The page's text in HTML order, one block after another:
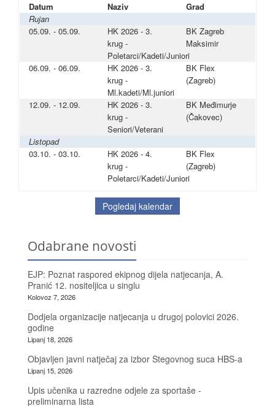
Datum
Naziv
Grad
Rujan
05.09. - 05.09.
HK 2026 - 3.
krug -
Poletarci/Kadeti/Juniori
BK Zagreb
Maksimir
06.09. - 06.09.
HK 2026 - 3.
krug -
Ml.kadeti/Ml.juniori
BK Flex
(Zagreb)
12.09. - 12.09.
HK 2026 - 3.
krug -
Seniori/Veterani
BK Međimurje
(Čakovec)
Listopad
03.10. - 03.10.
HK 2026 - 4.
krug -
Poletarci/Kadeti/Juniori
BK Flex
(Zagreb)
Pogledaj kalendar
Odabrane novosti
EJP: Poznat raspored ekipnog dijela natjecanja, A.
Pranić 12. nositeljica u singlu
Kolovoz 7, 2026
Dodjela organizacije natjecanja u drugoj polovici 2026.
godine
Lipanj 18, 2026
Objavljen javni natječaj za izbor Stegovnog suca HBS-a
Lipanj 15, 2026
Upis učenika u razredne odjele za sportaše -
preliminarna lista